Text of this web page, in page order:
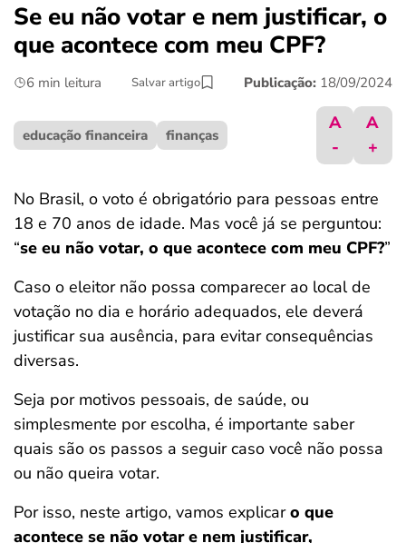
crédito fácil
últimas notícias
ferramentas
Se eu não votar e nem justificar, o
que acontece com meu CPF?
6 min leitura Salvar artigo Publicação: 18/09/2024
educação financeira finanças
A
-
A
+
No Brasil, o voto é obrigatório para pessoas entre
18 e 70 anos de idade. Mas você já se perguntou:
“se eu não votar, o que acontece com meu CPF?”
Caso o eleitor não possa comparecer ao local de
votação no dia e horário adequados, ele deverá
justificar sua ausência, para evitar consequências
diversas.
Seja por motivos pessoais, de saúde, ou
simplesmente por escolha, é importante saber
quais são os passos a seguir caso você não possa
ou não queira votar.
Por isso, neste artigo, vamos explicaro que
acontece se não votar e nem justificar,